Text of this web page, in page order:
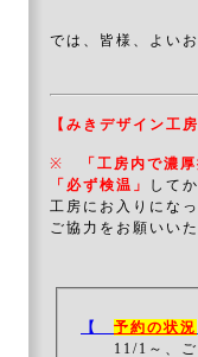
では、皆様、よい
【みきデザイン工
※
「工房内で濃
「必ず検温」
して
工房にお入りにな
ご協力をお願いい
【 予約の状況
11/1～、